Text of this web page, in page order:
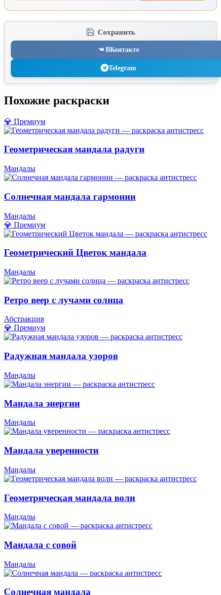
Сохранить
ВКонтакте
Telegram
Похожие раскраски
💎 Премиум
Геометрическая мандала радуги
Мандалы
Солнечная мандала гармонии
Мандалы
💎 Премиум
Геометрический Цветок мандала
Мандалы
Ретро веер с лучами солнца
Абстракция
💎 Премиум
Радужная мандала узоров
Мандалы
Мандала энергии
Мандалы
Мандала уверенности
Мандалы
Геометрическая мандала волн
Мандалы
Мандала с совой
Мандалы
Солнечная мандала